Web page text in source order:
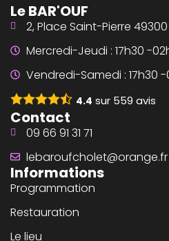
Le BAR'OUF
2, Place Saint-Pierre 49300
Mercredi-Jeudi : 17h30 -
Vendredi-Samedi : 17h30
4.4 sur 559 avis
Contact
09 66 91 31 71
lebaroufcholet@orange.fr
Informations
Programmation
Restauration
Le lieu